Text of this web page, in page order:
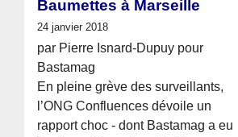
Baumettes à Marseille
24 janvier 2018
par Pierre Isnard-Dupuy pour
Bastamag
En pleine grève des surveillants,
l’ONG Confluences dévoile un
rapport choc - dont Bastamag a eu